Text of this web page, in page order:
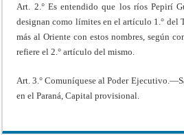
Art. 2.° Es entendido que los ríos Pepirí
designan como límites en el artículo 1.° del
más al Oriente con estos nombres, según
refiere el 2.° artículo del mismo.
Art. 3.° Comuníquese al Poder
en el Paraná, Capital provisional.